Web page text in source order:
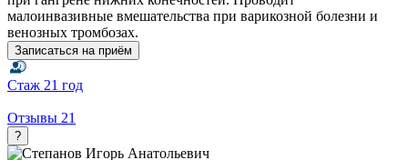
малоинвазивные вмешательства при варикозной болезни и
венозных тромбозах.
Записаться на приём
Стаж 21 год
Отзывы 21
?